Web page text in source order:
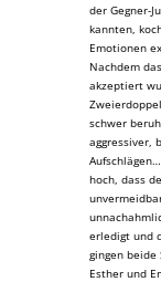
der Gegner-
kannten,
Emotionen
Nachdem
akzeptiert
schwer
aggressiver,
hoch, dass
erledigt und
gingen beide
Esther und